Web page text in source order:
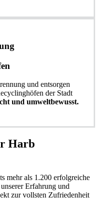
und entsorgen
der Stadt
und umweltbewusst.
Harb
mehr als 1.200 erfolgreiche
Erfahrung und
zur vollsten Zufriedenheit